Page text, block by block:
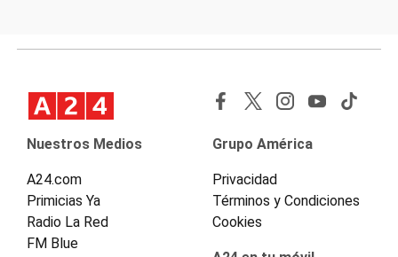
Nuestros Medios
A24.com
Primicias Ya
Radio La Red
FM Blue
Grupo América
Privacidad
Términos y Condiciones
Cookies